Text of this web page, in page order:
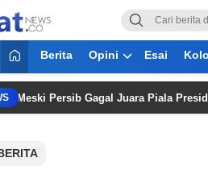
Anak Bangsa
Berita Opini Esai
Gagal Juara Piala Presiden 2026